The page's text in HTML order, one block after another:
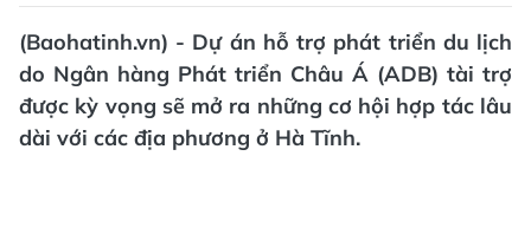
(Baohatinh.vn) - Dự án hỗ trợ phát triển du lịch
do Ngân hàng Phát triển Châu Á (ADB) tài trợ
được kỳ vọng sẽ mở ra những cơ hội hợp tác lâu
dài với các địa phương ở Hà Tĩnh.